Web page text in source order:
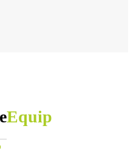
Equip